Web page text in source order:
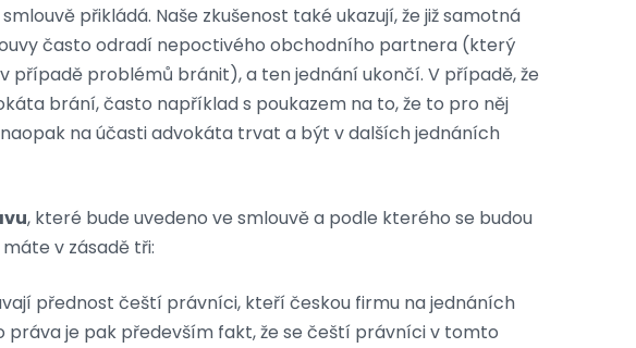
přikládá. Naše zkušenost také ukazují, že již samotná
často odradí nepoctivého obchodního partnera (který
případě problémů bránit), a ten jednání ukončí. V případě, že
brání, často například s poukazem na to, že to pro něj
na účasti advokáta trvat a být v dalších jednáních
, které bude uvedeno ve smlouvě a podle kterého se budou
v zásadě tři:
přednost čeští právníci, kteří českou firmu na jednáních
práva je pak především fakt, že se čeští právníci v tomto